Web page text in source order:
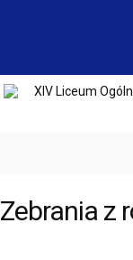
Zebrania z